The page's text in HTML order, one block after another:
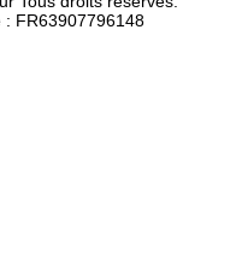
: FR63907796148